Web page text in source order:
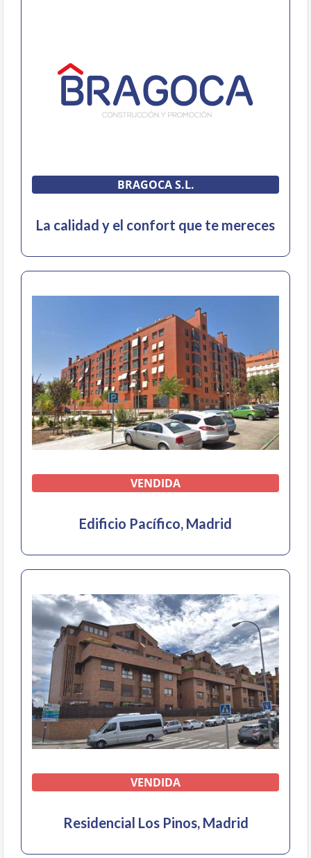
BRAGOCA S.L.
La calidad y el confort que te mereces
VENDIDA
Edificio Pacífico, Madrid
VENDIDA
Residencial Los Pinos, Madrid